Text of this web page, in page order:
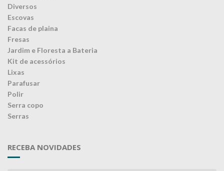
Diversos
Escovas
Facas de plaina
Fresas
Jardim e Floresta a Bateria
Kit de acessórios
Lixas
Parafusar
Polir
Serra copo
Serras
RECEBA NOVIDADES